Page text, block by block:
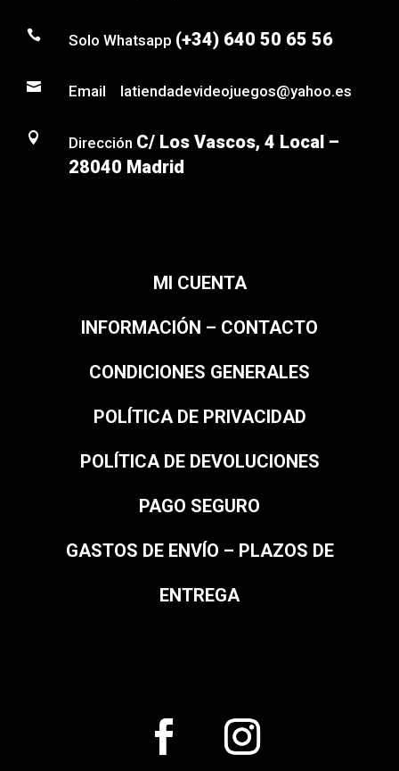
 Solo Whatsapp (+34) 640 50 65 56
 Email latiendadevideojuegos@yahoo.es
 Dirección C/ Los Vascos, 4 Local –
28040 Madrid
MI CUENTA
INFORMACIÓN – CONTACTO
CONDICIONES GENERALES
POLÍTICA DE PRIVACIDAD
POLÍTICA DE DEVOLUCIONES
PAGO SEGURO
GASTOS DE ENVÍO – PLAZOS DE
ENTREGA